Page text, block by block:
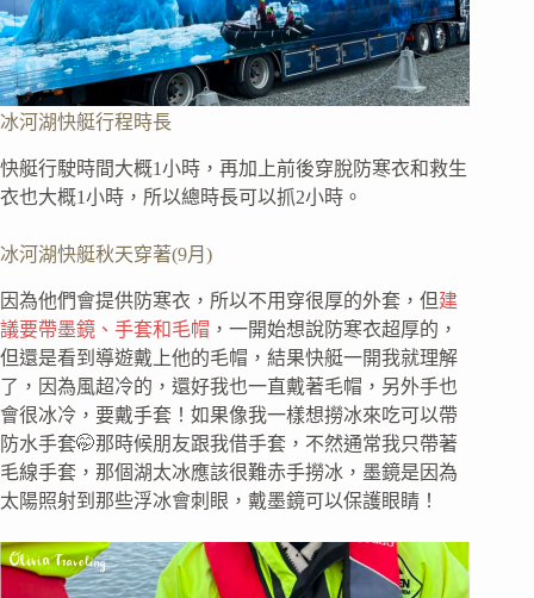
冰河湖快艇行程時長
快艇行駛時間大概1小時，再加上前後穿脫防寒衣和救生
衣也大概1小時，所以總時長可以抓2小時。
冰河湖快艇秋天穿著(9月)
因為他們會提供防寒衣，所以不用穿很厚的外套，但建
議要帶墨鏡、手套和毛帽 ，一開始想說防寒衣超厚的，
但還是看到導遊戴上他的毛帽，結果快艇一開我就理解
了，因為風超冷的，還好我也一直戴著毛帽，另外手也
會很冰冷，要戴手套！如果像我一樣想撈冰來吃可以帶
防水手套🤭那時候朋友跟我借手套，不然通常我只帶著
毛線手套，那個湖太冰應該很難赤手撈冰，墨鏡是因為
太陽照射到那些浮冰會刺眼，戴墨鏡可以保護眼睛！